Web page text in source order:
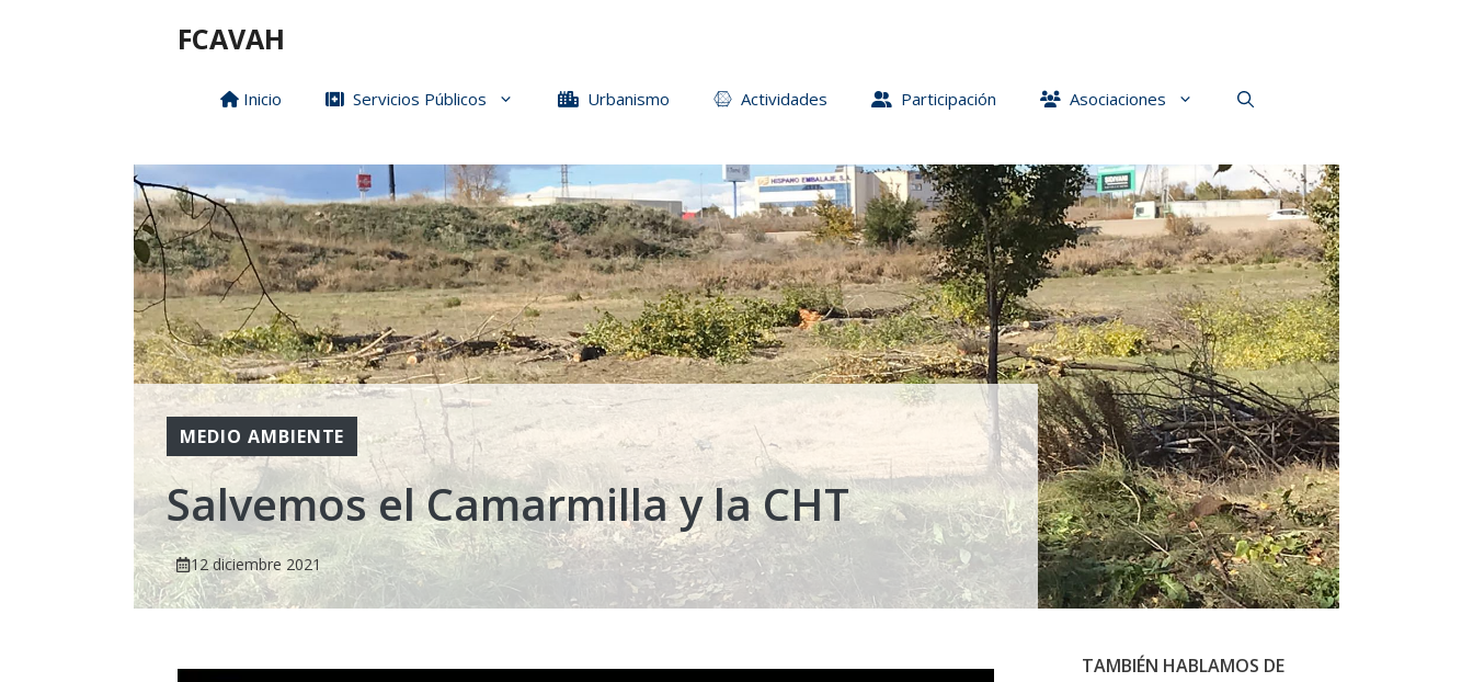
FCAVAH
Inicio Servicios Públicos Urbanismo Actividades Participación Asociaciones
MEDIO AMBIENTE
Salvemos el Camarmilla y la CHT
12 diciembre 2021
TAMBIÉN HABLAMOS DE